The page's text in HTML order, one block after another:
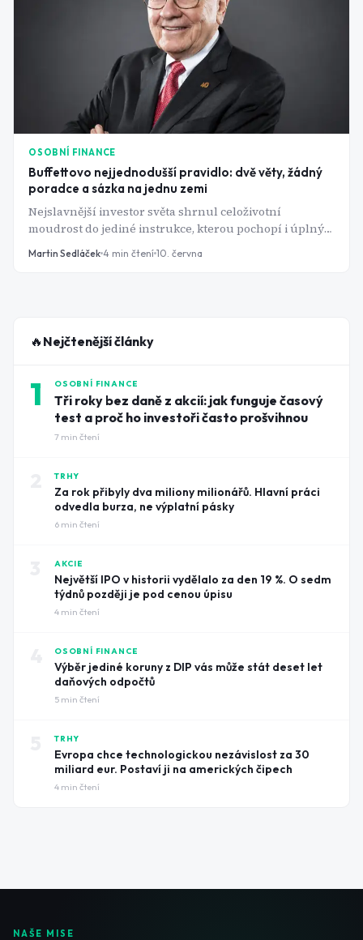
OSOBNÍ FINANCE
Buffettovo nejjednodušší pravidlo: dvě věty, žádný
poradce a sázka na jednu zemi
Nejslavnější investor světa shrnul celoživotní
moudrost do jediné instrukce, kterou pochopí i úplný
začátečník. Spor o to, jestli je geniální, nebo příliš
Martin Sedláček 4 min čtení 10. června
🔥 Nejčtenější články
1 OSOBNÍ FINANCE
Tři roky bez daně z akcií: jak funguje časový
test a proč ho investoři často prošvihnou
7 min čtení
TRHY
Za rok přibyly dva miliony milionářů. Hlavní práci
odvedla burza, ne výplatní pásky
6 min čtení
AKCIE
Největší IPO v historii vydělalo za den 19 %. O sedm
týdnů později je pod cenou úpisu
4 min čtení
OSOBNÍ FINANCE
Výběr jediné koruny z DIP vás může stát deset let
daňových odpočtů
5 min čtení
TRHY
Evropa chce technologickou nezávislost za 30
miliard eur. Postaví ji na amerických čipech
4 min čtení
NAŠE MISE